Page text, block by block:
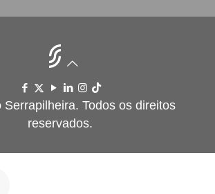
Todos os direitos
reservados.